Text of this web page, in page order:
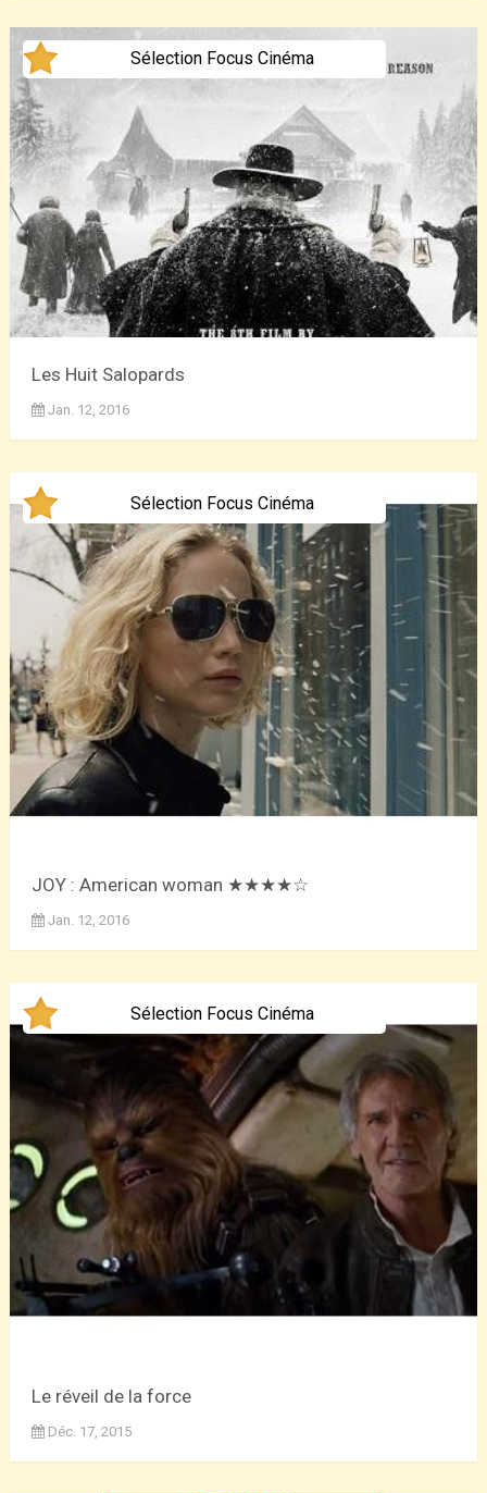
Sélection Focus Cinéma
Les Huit Salopards
Jan. 12, 2016
Sélection Focus Cinéma
JOY : American woman ★★★★☆
Jan. 12, 2016
Sélection Focus Cinéma
Le réveil de la force
Déc. 17, 2015